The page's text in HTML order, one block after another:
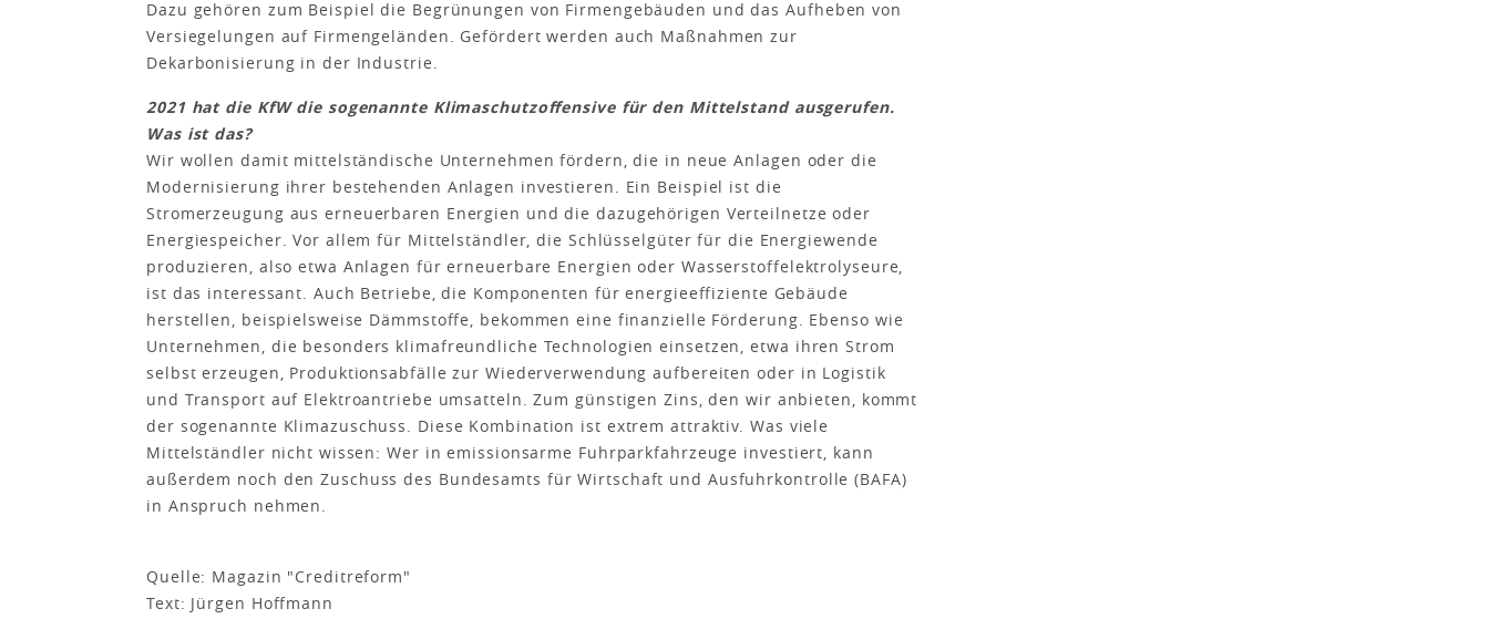
Dazu gehören zum Beispiel die Begrünungen von Firmengebäuden und das Aufheben von
Versiegelungen auf Firmengeländen. Gefördert werden auch Maßnahmen zur
Dekarbonisierung in der Industrie.
2021 hat die KfW die sogenannte Klimaschutzoffensive für den Mittelstand ausgerufen.
Was ist das?
Wir wollen damit mittelständische Unternehmen fördern, die in neue Anlagen oder die
Modernisierung ihrer bestehenden Anlagen investieren. Ein Beispiel ist die
Stromerzeugung aus erneuerbaren Energien und die dazugehörigen Verteilnetze oder
Energiespeicher. Vor allem für Mittelständler, die Schlüsselgüter für die Energiewende
produzieren, also etwa Anlagen für erneuerbare Energien oder Wasserstoffelektrolyseure,
ist das interessant. Auch Betriebe, die Komponenten für energieeffiziente Gebäude
herstellen, beispielsweise Dämmstoffe, bekommen eine finanzielle Förderung. Ebenso wie
Unternehmen, die besonders klimafreundliche Technologien einsetzen, etwa ihren Strom
selbst erzeugen, Produktionsabfälle zur Wiederverwendung aufbereiten oder in Logistik
und Transport auf Elektroantriebe umsatteln. Zum günstigen Zins, den wir anbieten, kommt
der sogenannte Klimazuschuss. Diese Kombination ist extrem attraktiv. Was viele
Mittelständler nicht wissen: Wer in emissionsarme Fuhrparkfahrzeuge investiert, kann
außerdem noch den Zuschuss des Bundesamts für Wirtschaft und Ausfuhrkontrolle (BAFA)
in Anspruch nehmen.
Quelle: Magazin "Creditreform"
Text: Jürgen Hoffmann